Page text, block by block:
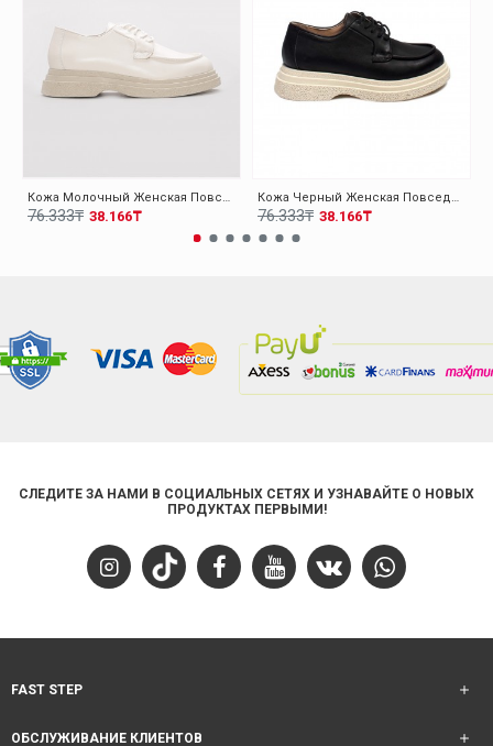
Кожа Молочный Женская Повседневная Обувь 009ZA0151
38.166₸
76.333₸
Кожа Черный Женская Повседневная Обувь 009ZA0151
38.166₸
76.333₸
СЛЕДИТЕ ЗА НАМИ В СОЦИАЛЬНЫХ СЕТЯХ И УЗНАВАЙТЕ О НОВЫХ
ПРОДУКТАХ ПЕРВЫМИ!
FAST STEP
ОБСЛУЖИВАНИЕ КЛИЕНТОВ